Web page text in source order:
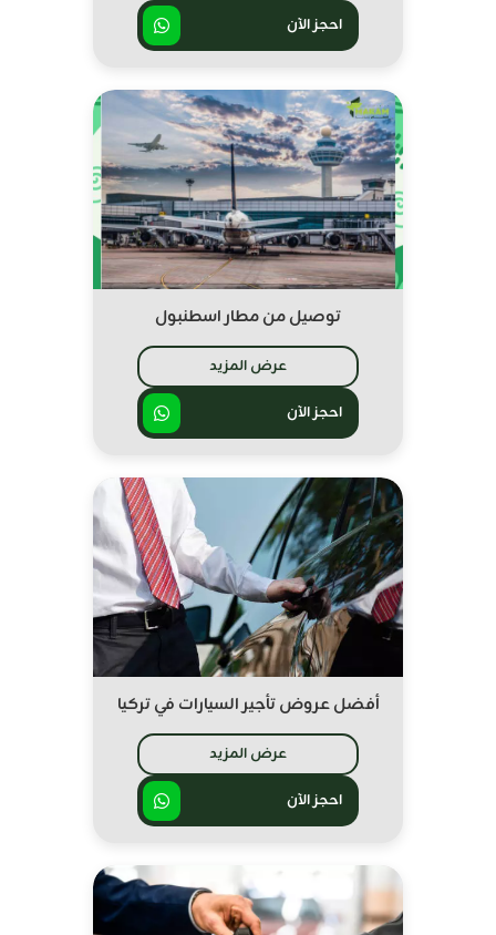
احجز الآن
توصيل من مطار اسطنبول
عرض المزيد
احجز الآن
أفضل عروض تأجير السيارات في تركيا
عرض المزيد
احجز الآن